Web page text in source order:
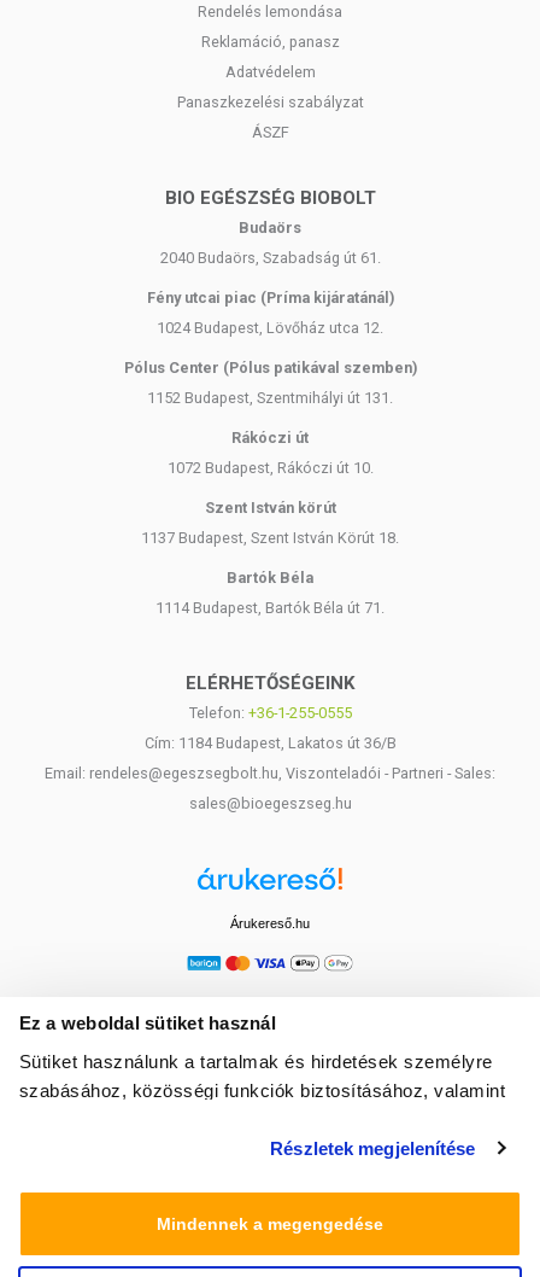
Ez a weboldal sütiket használ
Sütiket használunk a tartalmak és hirdetések személyre
szabásához, közösségi funkciók biztosításához, valamint
média-, hirdető- és elemező partnereinkkel megosztjuk az
amelyeket Ön adott meg számukra vagy az Ön által
használt más szolgáltatásokból gyűjtöttek.
Részletek megjelenítése
Mindennek a megengedése
Rendelés lemondása
Reklamáció, panasz
Adatvédelem
Panaszkezelési szabályzat
ÁSZF
BIO EGÉSZSÉG BIOBOLT
Budaörs
2040 Budaörs, Szabadság út 61.
Fény utcai piac (Príma kijáratánál)
1024 Budapest, Lövőház utca 12.
Pólus Center (Pólus patikával szemben)
1152 Budapest, Szentmihályi út 131.
Rákóczi út
1072 Budapest, Rákóczi út 10.
Szent István körút
1137 Budapest, Szent István Körút 18.
Bartók Béla
1114 Budapest, Bartók Béla út 71.
ELÉRHETŐSÉGEINK
Telefon: +36-1-255-0555
Cím: 1184 Budapest, Lakatos út 36/B
Email: rendeles@egeszsegbolt.hu, Viszonteladói - Partneri - Sales:
sales@bioegeszseg.hu
Árukereső.hu